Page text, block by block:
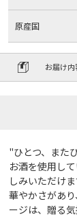
原産国
お届け内
"ひとつ、また
お酒を使用し
しみいただけま
華やかさがあ
ージは、贈る